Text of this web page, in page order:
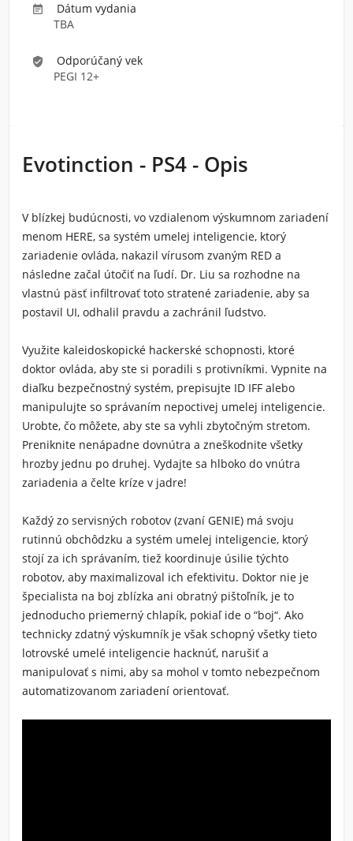

Dátum vydania
TBA
verified_user
Odporúčaný vek
PEGI 12+
Evotinction - PS4 - Opis
V blízkej budúcnosti, vo vzdialenom výskumnom zariadení
menom HERE, sa systém umelej inteligencie, ktorý
zariadenie ovláda, nakazil vírusom zvaným RED a
následne začal útočiť na ľudí. Dr. Liu sa rozhodne na
vlastnú päsť infiltrovať toto stratené zariadenie, aby sa
postavil UI, odhalil pravdu a zachránil ľudstvo.
Využite kaleidoskopické hackerské schopnosti, ktoré
doktor ovláda, aby ste si poradili s protivníkmi. Vypnite na
diaľku bezpečnostný systém, prepisujte ID IFF alebo
manipulujte so správaním nepoctivej umelej inteligencie.
Urobte, čo môžete, aby ste sa vyhli zbytočným stretom.
Preniknite nenápadne dovnútra a zneškodnite všetky
hrozby jednu po druhej. Vydajte sa hlboko do vnútra
zariadenia a čelte kríze v jadre!
Každý zo servisných robotov (zvaní GENIE) má svoju
rutinnú obchôdzku a systém umelej inteligencie, ktorý
stojí za ich správaním, tiež koordinuje úsilie týchto
robotov, aby maximalizoval ich efektivitu. Doktor nie je
špecialista na boj zblízka ani obratný pištoľník, je to
jednoducho priemerný chlapík, pokiaľ ide o “boj“. Ako
technicky zdatný výskumník je však schopný všetky tieto
lotrovské umelé inteligencie hacknúť, narušiť a
manipulovať s nimi, aby sa mohol v tomto nebezpečnom
automatizovanom zariadení orientovať.